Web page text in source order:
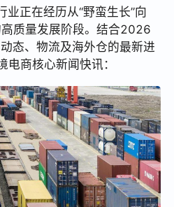
正在经历从“野蛮生长”向
高质量发展阶段。结合2026
态、物流及海外仓的最新进
商核心新闻快讯：